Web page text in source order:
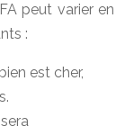
peut varier en
:
est cher,